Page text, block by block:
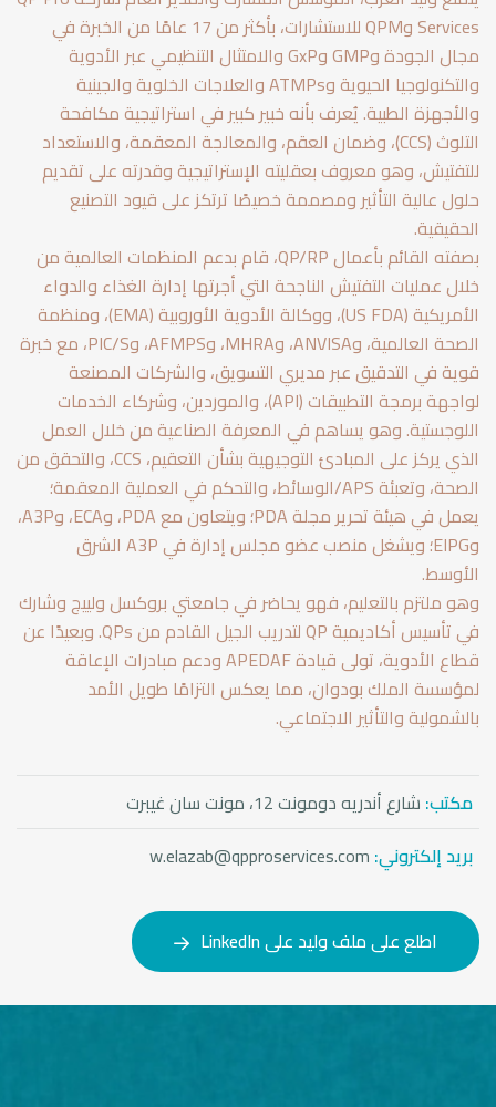
Services وQPM للاستشارات، بأكثر من 17 عامًا من الخبرة في
مجال الجودة وGMP وGxP والامتثال التنظيمي عبر الأدوية
والتكنولوجيا الحيوية وATMPs والعلاجات الخلوية والجينية
والأجهزة الطبية. يُعرف بأنه خبير كبير في استراتيجية مكافحة
التلوث (CCS)، وضمان العقم، والمعالجة المعقمة، والاستعداد
للتفتيش، وهو معروف بعقليته الإستراتيجية وقدرته على تقديم
حلول عالية التأثير ومصممة خصيصًا ترتكز على قيود التصنيع
الحقيقية.
بصفته القائم بأعمال QP/RP، قام بدعم المنظمات العالمية من
خلال عمليات التفتيش الناجحة التي أجرتها إدارة الغذاء والدواء
الأمريكية (US FDA)، ووكالة الأدوية الأوروبية (EMA)، ومنظمة
الصحة العالمية، وANVISA، وMHRA، وAFMPS، وPIC/S، مع خبرة
قوية في التدقيق عبر مديري التسويق، والشركات المصنعة
لواجهة برمجة التطبيقات (API)، والموردين، وشركاء الخدمات
اللوجستية. وهو يساهم في المعرفة الصناعية من خلال العمل
الذي يركز على المبادئ التوجيهية بشأن التعقيم، CCS، والتحقق من
الصحة، وتعبئة APS/الوسائط، والتحكم في العملية المعقمة؛
يعمل في هيئة تحرير مجلة PDA؛ ويتعاون مع PDA، وECA، وA3P،
وEIPG؛ ويشغل منصب عضو مجلس إدارة في A3P الشرق
الأوسط.
وهو ملتزم بالتعليم، فهو يحاضر في جامعتي بروكسل ولييج وشارك
في تأسيس أكاديمية QP لتدريب الجيل القادم من QPs. وبعيدًا عن
قطاع الأدوية، تولى قيادة APEDAF ودعم مبادرات الإعاقة
لمؤسسة الملك بودوان، مما يعكس التزامًا طويل الأمد
بالشمولية والتأثير الاجتماعي.
مكتب: شارع أندريه دومونت 12، مونت سان غيبرت
بريد إلكتروني: w.elazab@qpproservices.com
اطلع على ملف وليد على LinkedIn